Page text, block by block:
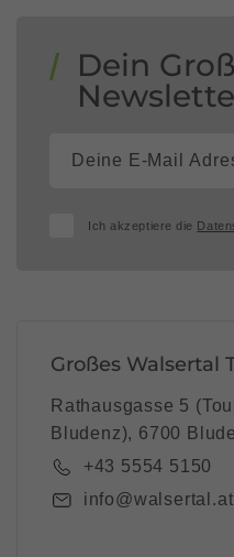
Dein
Ich akzeptiere die
Großes Walsertal
Rathausgasse 5
Bludenz), 6700
+43 5554 5150
info@walsertal.at